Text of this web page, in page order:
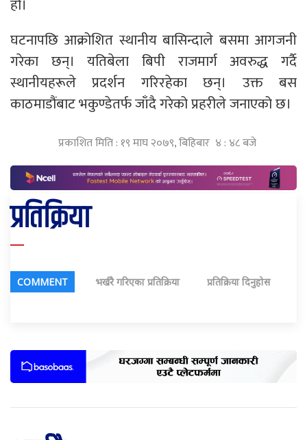
हो।
घटनापछि आक्रोशित स्थानीय बासिन्दाले बसमा आगजनी
गरेका छन्। यतिबेला बिपी राजमार्ग अवरुद्ध गर्दै
स्थानीयहरूले प्रदर्शन गरिरहेका छन्। उक्त बस
काठमाडौंबाट भकुण्डेतर्फ जाँदै गरेको प्रहरीले जनाएको छ।
प्रकाशित मिति : १९ माघ २०७९, बिहिबार ४ : ४८ बजे
प्रतिक्रिया
COMMENT भर्खरै गरिएका प्रतिक्रिया प्रतिक्रिया दिनुहोस